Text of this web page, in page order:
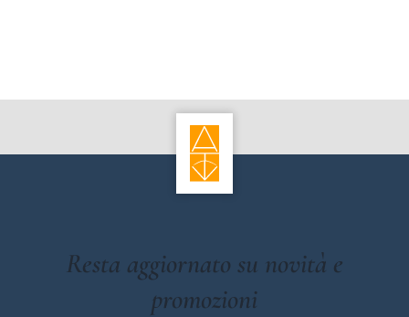
Resta aggiornato su novità e
promozioni